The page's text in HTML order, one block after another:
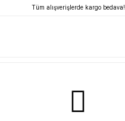
Tüm alışverişlerde kargo bedava!